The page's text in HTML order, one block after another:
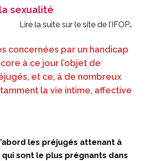
sexualité
Lire la suite sur le site de l’IFOP…
concernées par un handicap
à ce jour l’objet de
et ce, à de nombreux
la vie intime, affective
les préjugés attenant à
sont le plus prégnants dans